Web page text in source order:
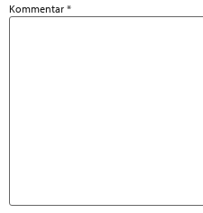
Kommentar *